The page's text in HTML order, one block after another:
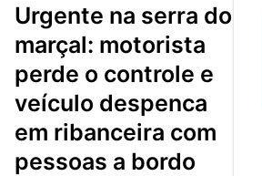
urgente na serra do
marçal: motorista
perde o controle e
veículo despenca
em ribanceira com
pessoas a bordo